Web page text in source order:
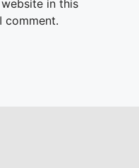
in this
comment.